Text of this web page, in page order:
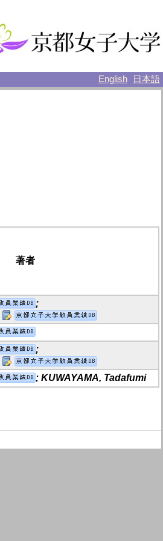
English 日本語
著者
;
;
; KUWAYAMA, Tadafumi